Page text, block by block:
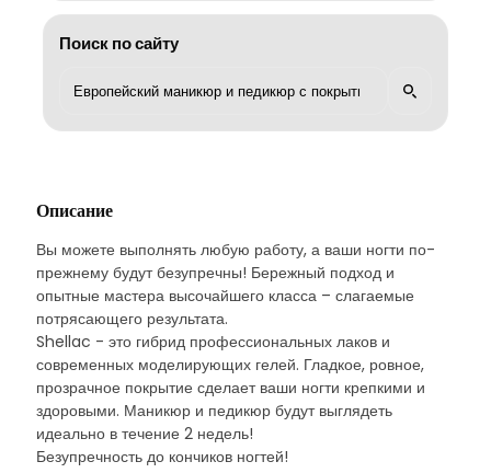
Поиск по сайту
Описание
Вы можете выполнять любую работу, а ваши ногти по-
прежнему будут безупречны! Бережный подход и
опытные мастера высочайшего класса – слагаемые
потрясающего результата.
Shellac - это гибрид профессиональных лаков и
современных моделирующих гелей. Гладкое, ровное,
прозрачное покрытие сделает ваши ногти крепкими и
здоровыми. Маникюр и педикюр будут выглядеть
идеально в течение 2 недель!
Безупречность до кончиков ногтей!